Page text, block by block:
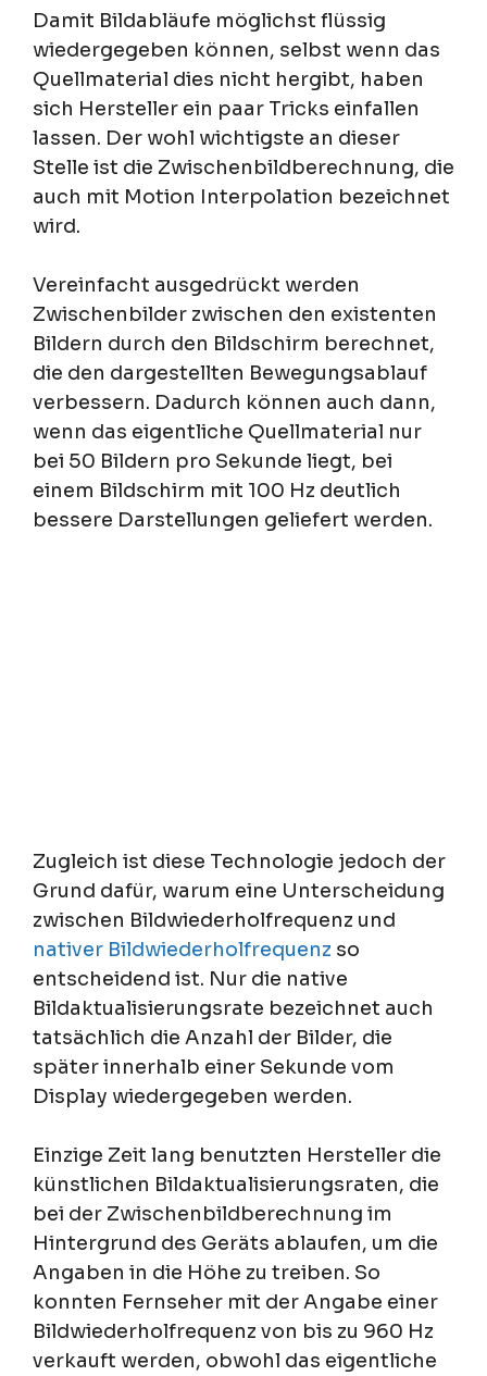
Damit Bildabläufe möglichst flüssig
wiedergegeben können, selbst wenn das
Quellmaterial dies nicht hergibt, haben
sich Hersteller ein paar Tricks einfallen
lassen. Der wohl wichtigste an dieser
Stelle ist die Zwischenbildberechnung, die
auch mit Motion Interpolation bezeichnet
wird.
Vereinfacht ausgedrückt werden
Zwischenbilder zwischen den existenten
Bildern durch den Bildschirm berechnet,
die den dargestellten Bewegungsablauf
verbessern. Dadurch können auch dann,
wenn das eigentliche Quellmaterial nur
bei 50 Bildern pro Sekunde liegt, bei
einem Bildschirm mit 100 Hz deutlich
bessere Darstellungen geliefert werden.
Zugleich ist diese Technologie jedoch der
Grund dafür, warum eine Unterscheidung
zwischen Bildwiederholfrequenz und
nativer Bildwiederholfrequenz so
entscheidend ist. Nur die native
Bildaktualisierungsrate bezeichnet auch
tatsächlich die Anzahl der Bilder, die
später innerhalb einer Sekunde vom
Display wiedergegeben werden.
Einzige Zeit lang benutzten Hersteller die
künstlichen Bildaktualisierungsraten, die
bei der Zwischenbildberechnung im
Hintergrund des Geräts ablaufen, um die
Angaben in die Höhe zu treiben. So
konnten Fernseher mit der Angabe einer
Bildwiederholfrequenz von bis zu 960 Hz
verkauft werden, obwohl das eigentliche